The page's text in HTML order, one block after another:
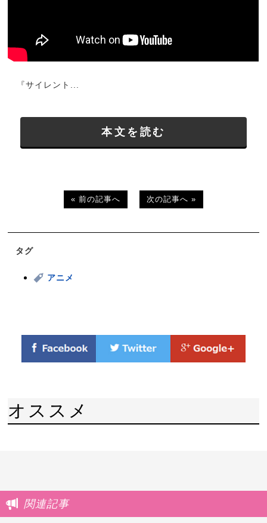
『サイレント...
本文を読む
« 前の記事へ 次の記事へ »
タグ
アニメ
オススメ
関連記事